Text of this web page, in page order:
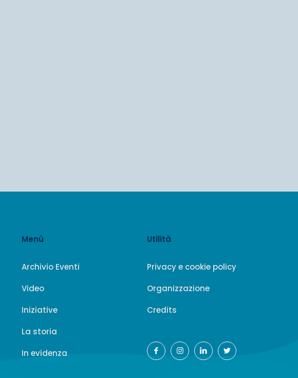
Menù
Archivio Eventi
Video
Iniziative
La storia
In evidenza
Utilità
Privacy e cookie policy
Organizzazione
Credits